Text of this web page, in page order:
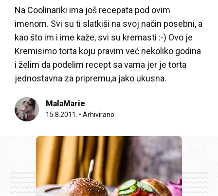
Na Coolinariki ima još recepata pod ovim
imenom. Svi su ti slatkiši na svoj način posebni, a
kao što im i ime kaže, svi su kremasti :-) Ovo je
Kremisimo torta koju pravim već nekoliko godina
i želim da podelim recept sa vama jer je torta
jednostavna za pripremu,a jako ukusna.
MalaMarie
15.8.2011. • Arhivirano